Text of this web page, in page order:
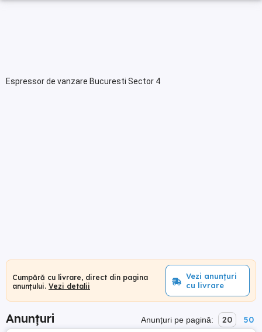
Espressor de vanzare Bucuresti Sector 4
Cumpără cu livrare, direct din pagina
anunțului. Vezi detalii
Vezi anunțuri
cu livrare
Anunțuri Anunțuri pe pagină: 20 50